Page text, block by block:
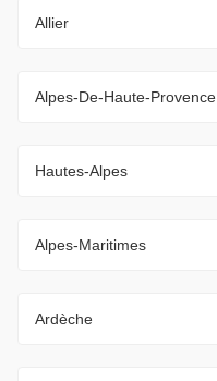
Allier
Alpes-De-Haute-Provence
Hautes-Alpes
Alpes-Maritimes
Ardèche